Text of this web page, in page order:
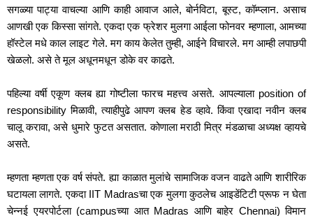
सगळ्या पाट्या वाचल्या आणि काही आवाज आले, बोर्नविटा, बूस्ट, कॉम्प्लान. असाच
आणखी एक किस्सा सांगते. एकदा एक फ्रेशर मुलगा आईला फोनवर म्हणाला, आमच्या
हॉस्टेल मधे काल लाइट गेले. मग काय केलेत तुम्ही, आईने विचारले. मग आम्ही लपाछपी
खेळलो. असे ते मूल अधूनमधून डोके वर काढते.
पहिल्या वर्षी एकूण क्लब ह्या गोष्टीला फारच महत्त्व असते. आपल्याला position of
responsibility मिळावी, त्याहीपुढे आपण क्लब हेड व्हावे. किंवा एखादा नवीन क्लब
चालू करावा, असे धुमारे फुटत असतात. कोणाला मराठी मित्र मंडळाचा अध्यक्ष व्हायचे
असते.
म्हणता म्हणता एक वर्ष संपते. ह्या काळात मुलांचे सामाजिक वजन वाढते आणि शारीरिक
घटायला लागते. एकदा IIT Madrasचा एक मुलगा कुठलेच आइडेंटिटी प्रूफ न घेता
चेन्नई एयरपोर्टला (campusच्या आत Madras आणि बाहेर Chennai) विमान